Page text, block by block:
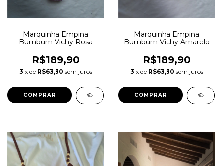
Marquinha Empina
Bumbum Vichy Rosa
R$189,90
3 x de R$63,30 sem juros
COMPRAR
Marquinha Empina
Bumbum Vichy Amarelo
R$189,90
3 x de R$63,30 sem juros
COMPRAR